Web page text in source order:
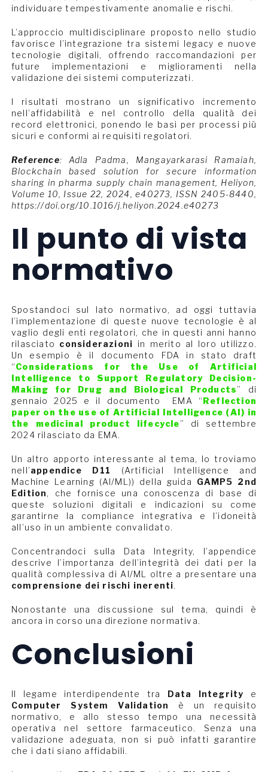
individuare tempestivamente anomalie e rischi.
L’approccio multidisciplinare proposto nello studio
favorisce l’integrazione tra sistemi legacy e nuove
tecnologie digitali, offrendo raccomandazioni per
future implementazioni e miglioramenti nella
validazione dei sistemi computerizzati.
I risultati mostrano un significativo incremento
nell’affidabilità e nel controllo della qualità dei
record elettronici, ponendo le basi per processi più
sicuri e conformi ai requisiti regolatori.
Reference: Adla Padma, Mangayarkarasi Ramaiah,
Blockchain based solution for secure information
sharing in pharma supply chain management, Heliyon,
Volume 10, Issue 22, 2024, e40273, ISSN 2405-8440,
https://doi.org/10.1016/j.heliyon.2024.e40273
Il punto di vista
normativo
Spostandoci sul lato normativo, ad oggi tuttavia
l’implementazione di queste nuove tecnologie è al
vaglio degli enti regolatori, che in questi anni hanno
rilasciato considerazioni in merito al loro utilizzo.
Un esempio è il documento FDA in stato draft
“Considerations for the Use of Artificial
Intelligence to Support Regulatory Decision-
Making for Drug and Biological Products” di
gennaio 2025 e il documento EMA “Reflection
paper on the use of Artificial Intelligence (AI) in
the medicinal product lifecycle” di settembre
2024 rilasciato da EMA.
Un altro apporto interessante al tema, lo troviamo
nell’appendice D11
(Artificial Intelligence and
Machine Learning (AI/ML)) della guida GAMP5 2nd
Edition, che fornisce una conoscenza di base di
queste soluzioni digitali e indicazioni su come
garantirne la compliance integrativa e l’idoneità
all’uso in un ambiente convalidato.
Concentrandoci sulla Data Integrity, l’appendice
descrive l’importanza dell’integrità dei dati per la
qualità complessiva di AI/ML oltre a presentare una
comprensione dei rischi inerenti.
Nonostante una discussione sul tema, quindi è
ancora in corso una direzione normativa.
Conclusioni
Il legame interdipendente tra Data Integrity e
Computer System Validation
è un requisito
normativo, e allo stesso tempo una necessità
operativa nel settore farmaceutico. Senza una
validazione adeguata, non si può infatti garantire
che i dati siano affidabili.